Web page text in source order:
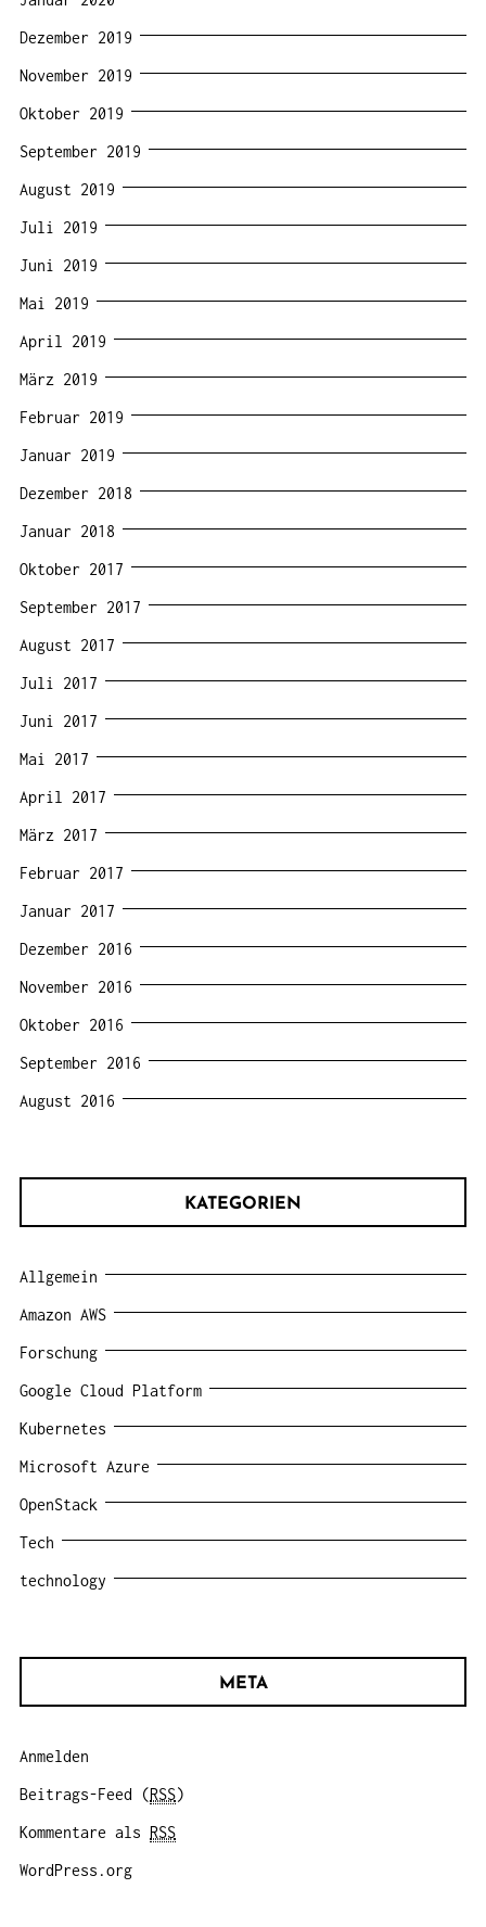
Dezember 2019
November 2019
Oktober 2019
September 2019
August 2019
Juli 2019
Juni 2019
Mai 2019
April 2019
März 2019
Februar 2019
Januar 2019
Dezember 2018
Januar 2018
Oktober 2017
September 2017
August 2017
Juli 2017
Juni 2017
Mai 2017
April 2017
März 2017
Februar 2017
Januar 2017
Dezember 2016
November 2016
Oktober 2016
September 2016
August 2016
KATEGORIEN
Allgemein
Amazon AWS
Forschung
Google Cloud Platform
Kubernetes
Microsoft Azure
OpenStack
Tech
technology
META
Anmelden
Beitrags-Feed (RSS)
Kommentare als RSS
WordPress.org